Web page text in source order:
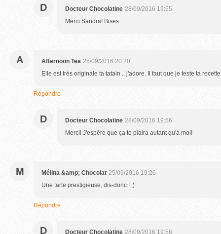
D Docteur Chocolatine 28/09/2016 19:55
Merci Sandra! Bises
A Afternoon Tea 25/09/2016 20:20
Elle est très originale ta tatain .. j'adore. Il faut que je teste ta
Répondre
D Docteur Chocolatine 28/09/2016 19:56
Merci! J'espère que ça te plaira autant qu'à moi!
M Mélina &amp; Chocolat 25/09/2016 19:26
Une tarte prestigieuse, dis-donc ! ;)
Répondre
D Docteur Chocolatine 28/09/2016 19:56